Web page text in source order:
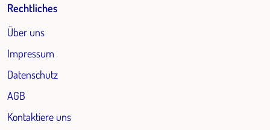
Rechtliches
Über uns
Impressum
Datenschutz
AGB
Kontaktiere uns